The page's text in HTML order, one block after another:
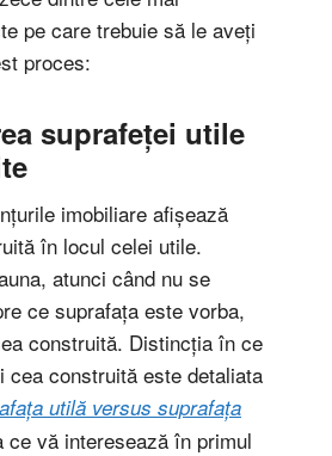
pe care trebuie să le aveți
proces:
suprafeței utile
imobiliare afișează
în locul celei utile.
atunci când nu se
ce suprafața este vorba,
construită. Distincția în ce
cea construită este detaliata
utilă versus suprafața
ce vă interesează în primul